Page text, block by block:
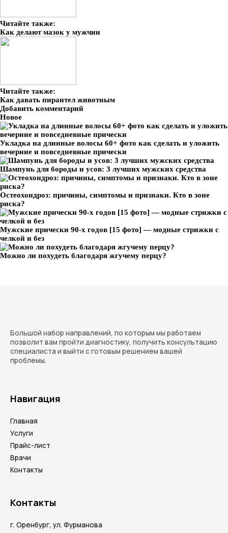
Читайте также:
Как делают мазок у мужчин
Читайте также:
Как давать пирантел животным
Добавить комментарий
Новое
Укладка на длинные волосы 60+ фото как сделать и уложить
вечерние и повседневные прически
Шампунь для бороды и усов: 3 лучших мужских средства
Остеохондроз: причины, симптомы и признаки. Кто в зоне
риска?
Мужские прически 90-х годов [15 фото] — модные стрижки с
челкой и без
Можно ли похудеть благодаря жгучему перцу?
Большой набор направлений, по которым мы работаем
позволит вам пройти диагностику, получить консультацию
специалиста и выйти с готовым решением вашей
проблемы.
Навигация
Главная
Услуги
Прайс-лист
Врачи
Контакты
Контакты
г. Оренбург, ул. Фурманова